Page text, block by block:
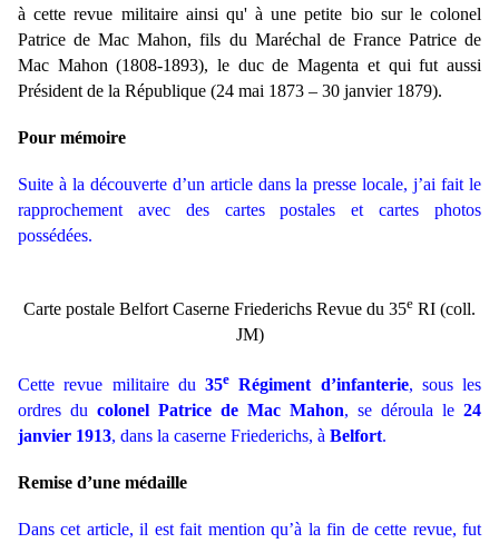
à cette revue militaire ainsi qu' à une petite bio sur le colonel
Patrice de Mac Mahon, fils du Maréchal de France Patrice de
Mac Mahon (1808-1893), le duc de Magenta et qui fut aussi
Président de la République (24 mai 1873 – 30 janvier 1879).
Pour mémoire
Suite à la découverte d’un article dans la presse locale, j’ai fait le
rapprochement avec des cartes postales et cartes photos
possédées.
Carte postale Belfort Caserne Friederichs Revue du 35e RI (coll.
JM)
Cette revue militaire du 35e Régiment d’infanterie, sous les
ordres du colonel Patrice de Mac Mahon, se déroula le 24
janvier 1913, dans la caserne Friederichs, à Belfort.
Remise d’une médaille
Dans cet article, il est fait mention qu’à la fin de cette revue, fut